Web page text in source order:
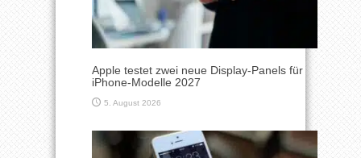
Apple testet zwei neue Display-Panels für
iPhone-Modelle 2027
5. August 2026